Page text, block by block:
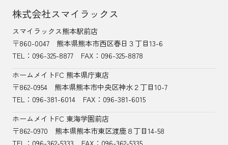
株式会社スマイラックス
スマイラックス熊本駅前店
〒860-0047
熊本県熊本市西区春日３丁目13-6
TEL： 096-325-8877
FAX：096-325-8878
ホームメイトFC 熊本県庁東店
〒862-0954
熊本県熊本市中央区神水２丁目10-7
TEL：096-381-6014
FAX：096-381-6015
ホームメイトFC 東海学園前店
〒862-0970
熊本県熊本市東区渡鹿８丁目14-58
TEL： 096-362-5333 FAX：096-362-5335